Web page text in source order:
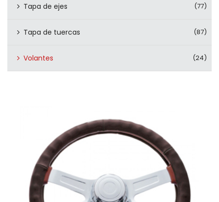
Tapa de ejes (77)
Tapa de tuercas (87)
Volantes (24)